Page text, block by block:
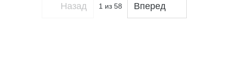
Назад 1 из 58 Вперед